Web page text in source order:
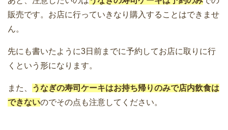
販売です。お店に行っていきなり購入することはできませ
ん。
先にも書いたように3日前までに予約してお店に取りに行
くという形になります。
また、
うなぎの寿司ケーキはお持ち帰りのみで店内飲食は
できないのでその点も注意してください。